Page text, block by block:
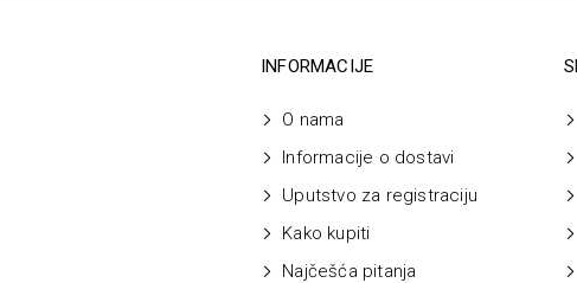
INFORMACIJE
O nama
Informacije o dostavi
Uputstvo za registraciju
Kako kupiti
Najčešća pitanja